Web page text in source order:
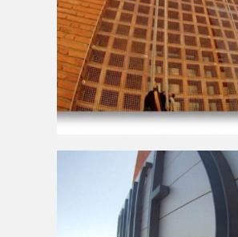
Façana d'edifici amb
treballador
AMPLIAR